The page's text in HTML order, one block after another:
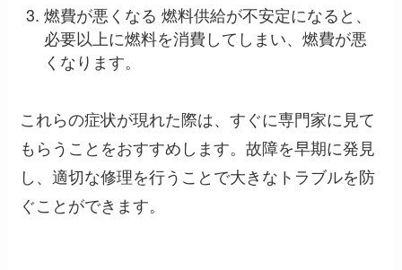
燃費が悪くなる 燃料供給が不安定になると、
必要以上に燃料を消費してしまい、燃費が悪
くなります。
これらの症状が現れた際は、すぐに専門家に見て
もらうことをおすすめします。故障を早期に発見
し、適切な修理を行うことで大きなトラブルを防
ぐことができます。